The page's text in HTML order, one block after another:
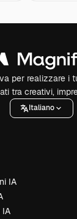
per realizzare i
tra creativi,
Italiano
IA
IA